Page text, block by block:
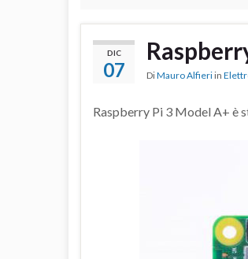
DIC
07 DiMauro Alfieri in
Raspberry Pi 3 Model A+ è